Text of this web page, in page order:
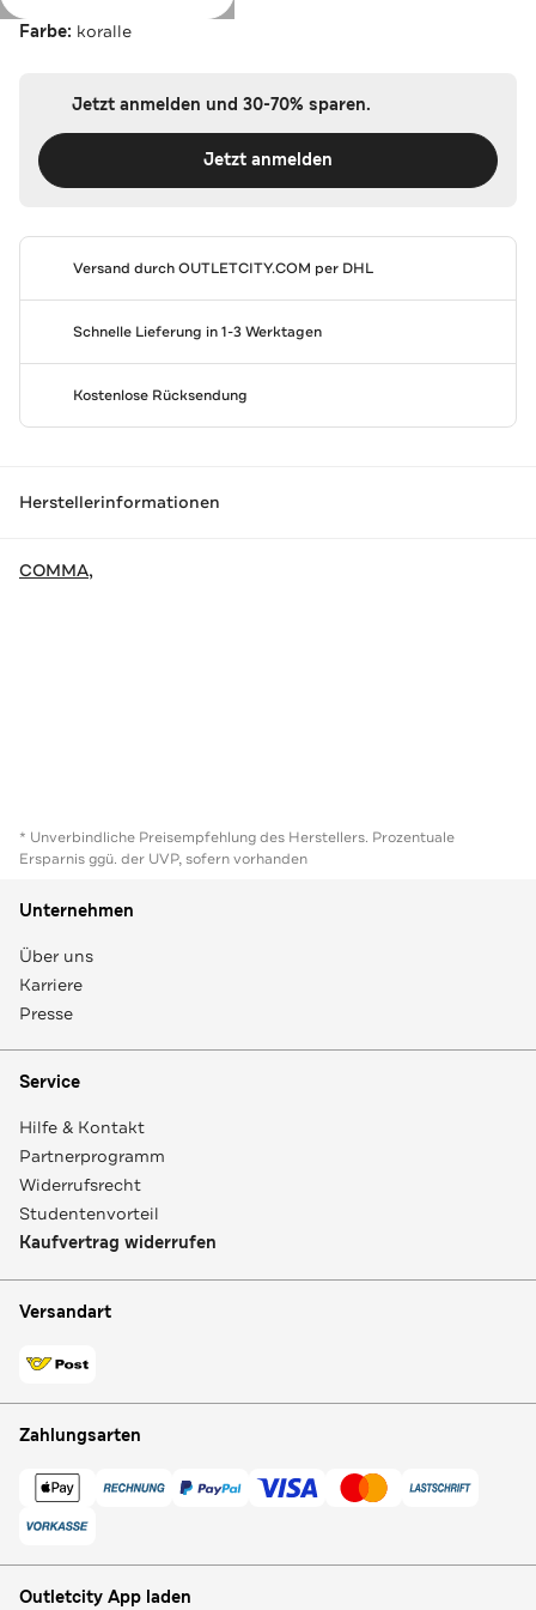
Farbe: koralle
Jetzt anmelden und 30-70% sparen.
Jetzt anmelden
Versand durchOUTLETCITY.COM per DHL
Schnelle Lieferung in 1-3 Werktagen
Kostenlose Rücksendung
Herstellerinformationen
COMMA,
* Unverbindliche Preisempfehlung des Herstellers. Prozentuale
Ersparnis ggü. der UVP, sofern vorhanden
Unternehmen
Über uns
Karriere
Presse
Service
Hilfe & Kontakt
Partnerprogramm
Widerrufsrecht
Studentenvorteil
Kaufvertrag widerrufen
Versandart
Zahlungsarten
Outletcity App laden